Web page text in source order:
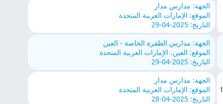
الجهة: مدارس مدار
الموقع: الإمارات العربية المتحدة
التاريخ: 2025-04-29
الجهة: مدارس الظفرة الخاصة - العين
الموقع: العين، الإمارات العربية المتحدة
التاريخ: 2025-04-29
الجهة: مدارس مدار
الموقع: الإمارات العربية المتحدة
التاريخ: 2025-04-28